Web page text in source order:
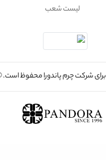
لیست شعب
شرکت چرم پاندورا محفوظ است. © 1404